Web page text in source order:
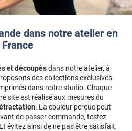
dans notre atelier en
France
et découpésdans notre atelier, à
des collections exclusives
dans notre studio. Chaque
site est réalisé aux mesures du
. La couleur perçue peut
de passer commande, testez
évitez ainsi de ne pas être satisfait,